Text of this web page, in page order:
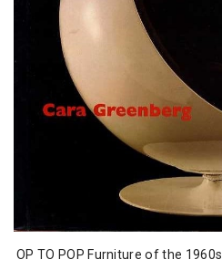
OP TO POP Furniture of the 1960s